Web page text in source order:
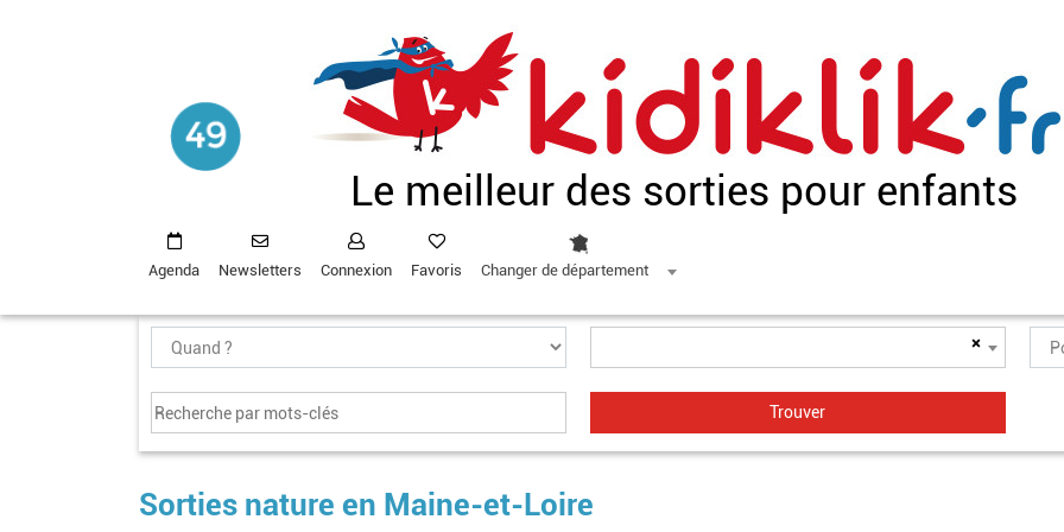
Le meilleur des sorties pour enfants
Agenda Newsletters Connexion Favoris Changer de département
×
Sorties nature en Maine-et-Loire